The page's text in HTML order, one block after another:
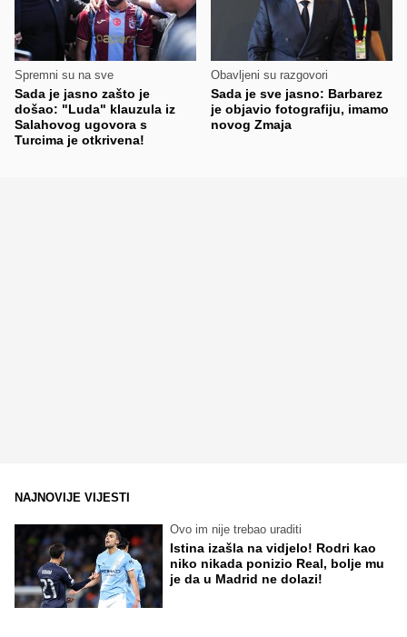
Spremni su na sve
Sada je jasno zašto je
došao: "Luda" klauzula iz
Salahovog ugovora s
Turcima je otkrivena!
Obavljeni su razgovori
Sada je sve jasno: Barbarez
je objavio fotografiju, imamo
novog Zmaja
NAJNOVIJE VIJESTI
Ovo im nije trebao uraditi
Istina izašla na vidjelo! Rodri kao
niko nikada ponizio Real, bolje mu
je da u Madrid ne dolazi!